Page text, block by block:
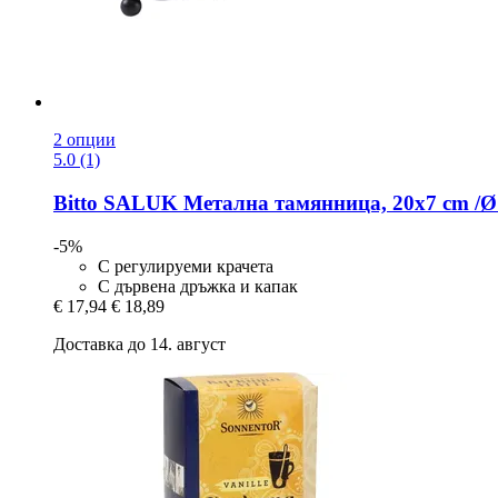
2 опции
5.0 (1)
Bitto SALUK Метална тамянница, 20x7 cm /
-5%
С регулируеми крачета
С дървена дръжка и капак
€ 17,94 € 18,89
Доставка до 14. август